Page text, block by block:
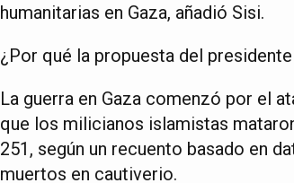
humanitarias en Gaza, añadió Sisi.
¿Por qué la propuesta del
La guerra en Gaza comenzó por el
que los milicianos islamistas
251, según un recuento basado en
muertos en cautiverio.